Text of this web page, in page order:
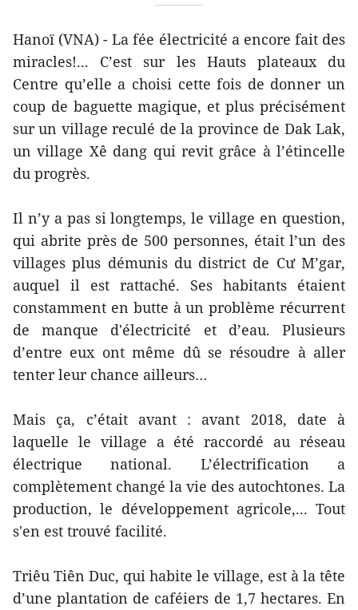
Hanoï (VNA) - La fée électricité a encore fait des
miracles!... C’est sur les Hauts plateaux du
Centre qu’elle a choisi cette fois de donner un
coup de baguette magique, et plus précisément
sur un village reculé de la province de Dak Lak,
un village Xê dang qui revit grâce à l’étincelle
du progrès.
Il n’y a pas si longtemps, le village en question,
qui abrite près de 500 personnes, était l’un des
villages plus démunis du district de Cư M’gar,
auquel il est rattaché. Ses habitants étaient
constamment en butte à un problème récurrent
de manque d'électricité et d’eau. Plusieurs
d’entre eux ont même dû se résoudre à aller
tenter leur chance ailleurs…
Mais ça, c’était avant : avant 2018, date à
laquelle le village a été raccordé au réseau
électrique national. L’électrification a
complètement changé la vie des autochtones. La
production, le développement agricole,... Tout
s'en est trouvé facilité.
Triêu Tiên Duc, qui habite le village, est à la tête
d’une plantation de caféiers de 1,7 hectares. En